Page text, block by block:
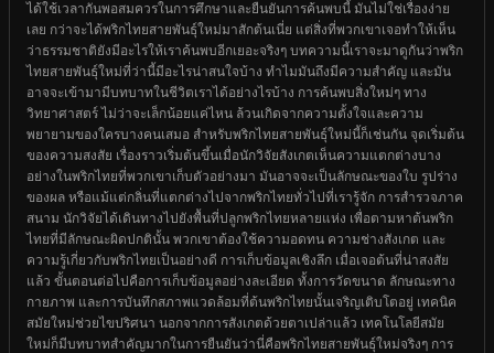
ได้ใช้เวลากันพอสมควรในการศึกษาและยืนยันการค้นพบนี้ มันไม่ใช่เรื่องง่าย
เลย กว่าจะได้พริกไทยสายพันธุ์ใหม่มาสักต้นเนี่ย แต่สิ่งที่พวกเขาเจอทำให้เห็น
ว่าธรรมชาติยังมีอะไรให้เราค้นพบอีกเยอะจริงๆ บทความนี้เราจะมาดูกันว่าพริก
ไทยสายพันธุ์ใหม่ที่ว่านี้มีอะไรน่าสนใจบ้าง ทำไมมันถึงมีความสำคัญ และมัน
อาจจะเข้ามามีบทบาทในชีวิตเราได้อย่างไรบ้าง การค้นพบสิ่งใหม่ๆ ทาง
วิทยาศาสตร์ ไม่ว่าจะเล็กน้อยแค่ไหน ล้วนเกิดจากความตั้งใจและความ
พยายามของใครบางคนเสมอ สำหรับพริกไทยสายพันธุ์ใหม่นี้ก็เช่นกัน จุดเริ่มต้น
ของความสงสัย เรื่องราวเริ่มต้นขึ้นเมื่อนักวิจัยสังเกตเห็นความแตกต่างบาง
อย่างในพริกไทยที่พวกเขาเก็บตัวอย่างมา มันอาจจะเป็นลักษณะของใบ รูปร่าง
ของผล หรือแม้แต่กลิ่นที่แตกต่างไปจากพริกไทยทั่วไปที่เรารู้จัก การสำรวจภาค
สนาม นักวิจัยได้เดินทางไปยังพื้นที่ปลูกพริกไทยหลายแห่ง เพื่อตามหาต้นพริก
ไทยที่มีลักษณะผิดปกตินั้น พวกเขาต้องใช้ความอดทน ความช่างสังเกต และ
ความรู้เกี่ยวกับพริกไทยเป็นอย่างดี การเก็บข้อมูลเชิงลึก เมื่อเจอต้นที่น่าสงสัย
แล้ว ขั้นตอนต่อไปคือการเก็บข้อมูลอย่างละเอียด ทั้งการวัดขนาด ลักษณะทาง
กายภาพ และการบันทึกสภาพแวดล้อมที่ต้นพริกไทยนั้นเจริญเติบโตอยู่ เทคนิค
สมัยใหม่ช่วยไขปริศนา นอกจากการสังเกตด้วยตาเปล่าแล้ว เทคโนโลยีสมัย
ใหม่ก็มีบทบาทสำคัญมากในการยืนยันว่านี่คือพริกไทยสายพันธุ์ใหม่จริงๆ การ